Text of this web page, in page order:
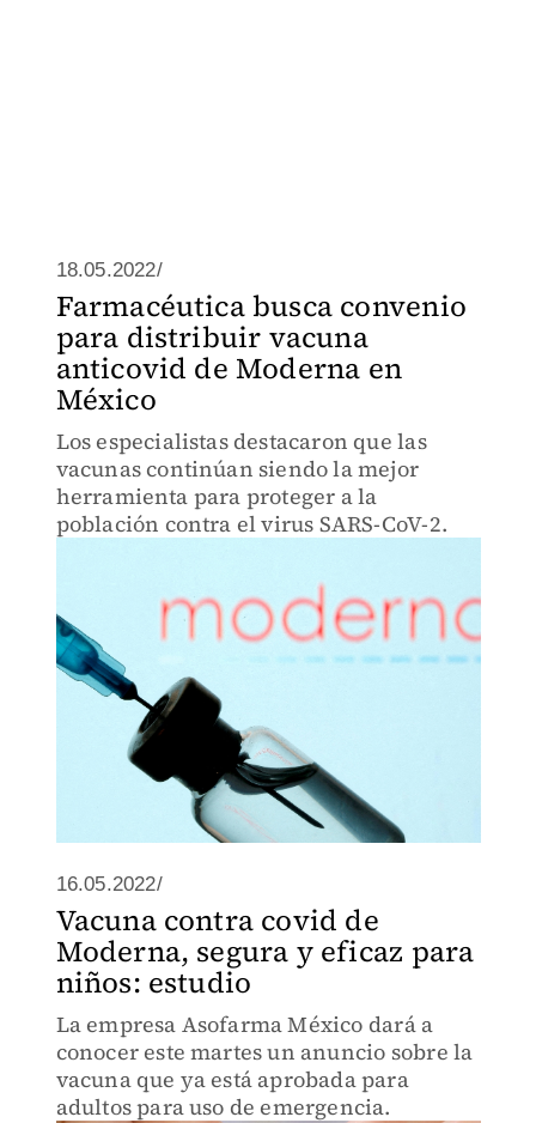
18.05.2022/
Farmacéutica busca convenio
para distribuir vacuna
anticovid de Moderna en
México
Los especialistas destacaron que las
vacunas continúan siendo la mejor
herramienta para proteger a la
población contra el virus SARS-CoV-2.
16.05.2022/
Vacuna contra covid de
Moderna, segura y eficaz para
niños: estudio
La empresa Asofarma México dará a
conocer este martes un anuncio sobre la
vacuna que ya está aprobada para
adultos para uso de emergencia.